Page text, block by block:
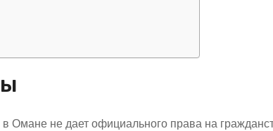
Омане не дает официального права на